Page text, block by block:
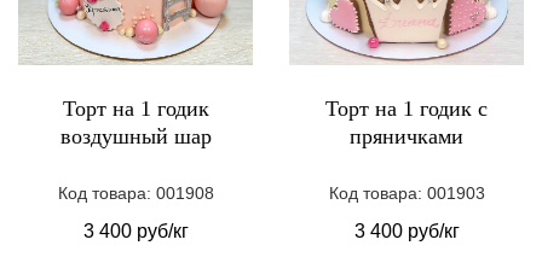
Торт на 1 годик
воздушный шар
Код товара: 001908
3 400 руб/кг
Торт на 1 годик с
пряничками
Код товара: 001903
3 400 руб/кг